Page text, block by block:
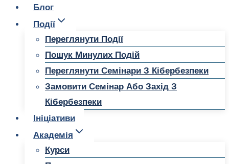
Блог
Події
Переглянути Події
Пошук Минулих Подій
Переглянути Семінари З Кібербезпеки
Замовити Семінар Або Захід З
Кібербезпеки
Ініціативи
Академія
Курси